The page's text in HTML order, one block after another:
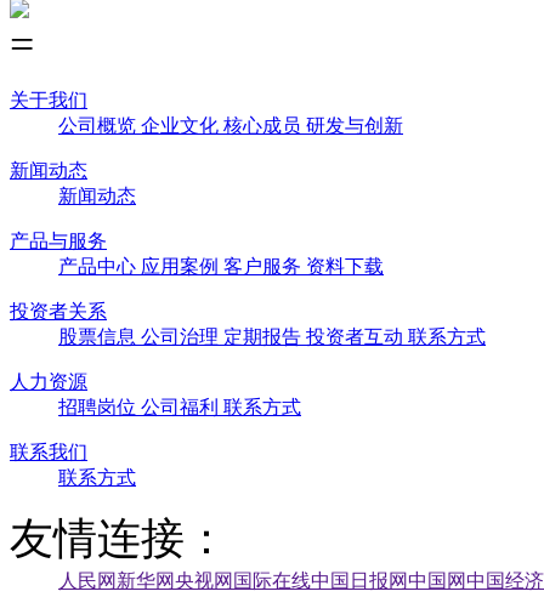
关于我们
公司概览 企业文化 核心成员 研发与创新
新闻动态
新闻动态
产品与服务
产品中心 应用案例 客户服务 资料下载
投资者关系
股票信息 公司治理 定期报告 投资者互动 联系方式
人力资源
招聘岗位 公司福利 联系方式
联系我们
联系方式
友情连接：
人民网 新华网央视网 国际在线中国日报网中国网中国经